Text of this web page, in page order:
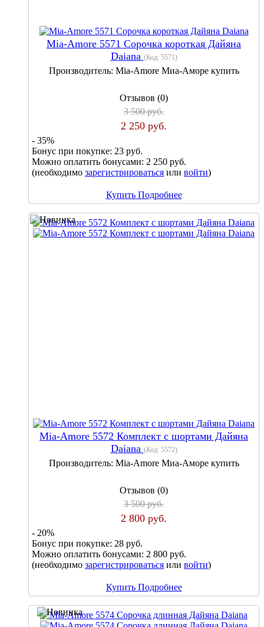
Mia-Amore 5571 Сорочка короткая Дайяна
Daiana (Код: 5571)
Производитель: Mia-Amore Миа-Аморе купить
Отзывов (0)
3 500 руб.
2 250 руб.
- 35%
Бонус при покупке: 23 руб.
Можно оплатить бонусами: 2 250 руб.
(необходимо зарегистрироваться или войти)
Купить Подробнее
Mia-Amore 5572 Комплект с шортами Дайяна
Daiana (Код: 5572)
Производитель: Mia-Amore Миа-Аморе купить
Отзывов (0)
3 500 руб.
2 800 руб.
- 20%
Бонус при покупке: 28 руб.
Можно оплатить бонусами: 2 800 руб.
(необходимо зарегистрироваться или войти)
Купить Подробнее